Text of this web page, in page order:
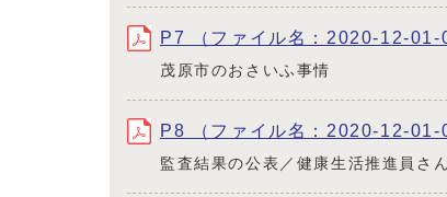
P7 （ファイル名：2020-12-
茂原市のおさいふ事情
P8 （ファイル名：2020-12-01-
監査結果の公表／健康生活推進員さ